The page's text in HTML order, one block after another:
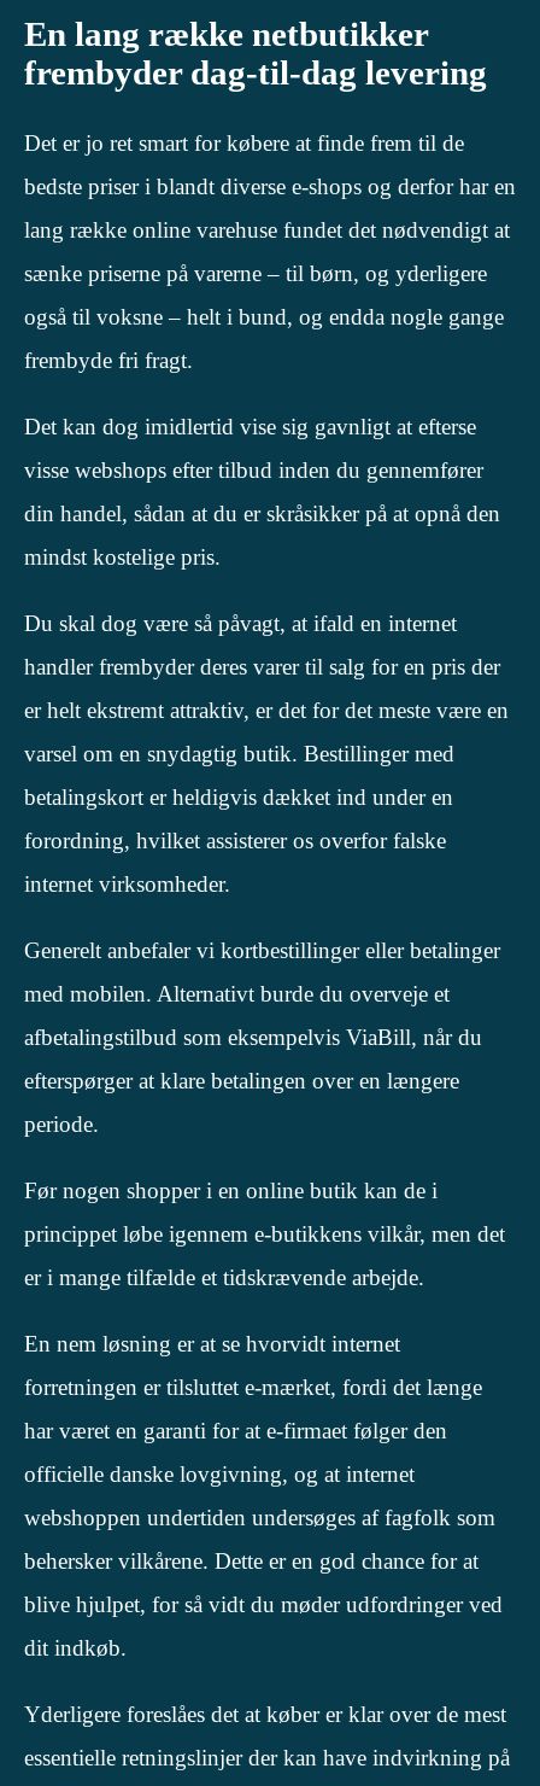
En lang række netbutikker
frembyder dag-til-dag levering
Det er jo ret smart for købere at finde frem til de
bedste priser i blandt diverse e-shops og derfor har en
lang række online varehuse fundet det nødvendigt at
sænke priserne på varerne – til børn, og yderligere
også til voksne – helt i bund, og endda nogle gange
frembyde fri fragt.
Det kan dog imidlertid vise sig gavnligt at efterse
visse webshops efter tilbud inden du gennemfører
din handel, sådan at du er skråsikker på at opnå den
mindst kostelige pris.
Du skal dog være så påvagt, at ifald en internet
handler frembyder deres varer til salg for en pris der
er helt ekstremt attraktiv, er det for det meste være en
varsel om en snydagtig butik. Bestillinger med
betalingskort er heldigvis dækket ind under en
forordning, hvilket assisterer os overfor falske
internet virksomheder.
Generelt anbefaler vi kortbestillinger eller betalinger
med mobilen. Alternativt burde du overveje et
afbetalingstilbud som eksempelvis ViaBill, når du
efterspørger at klare betalingen over en længere
periode.
Før nogen shopper i en online butik kan de i
princippet løbe igennem e-butikkens vilkår, men det
er i mange tilfælde et tidskrævende arbejde.
En nem løsning er at se hvorvidt internet
forretningen er tilsluttet e-mærket, fordi det længe
har været en garanti for at e-firmaet følger den
officielle danske lovgivning, og at internet
webshoppen undertiden undersøges af fagfolk som
behersker vilkårene. Dette er en god chance for at
blive hjulpet, for så vidt du møder udfordringer ved
dit indkøb.
Yderligere foreslåes det at køber er klar over de mest
essentielle retningslinjer der kan have indvirkning på